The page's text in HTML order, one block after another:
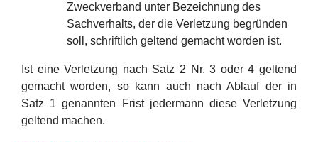
Zweckverband unter Bezeichnung des
Sachverhalts, der die Verletzung begründen
soll, schriftlich geltend gemacht worden ist.
Ist eine Verletzung nach Satz 2 Nr. 3 oder 4 geltend
gemacht worden, so kann auch nach Ablauf der in
Satz 1 genannten Frist jedermann diese Verletzung
geltend machen.